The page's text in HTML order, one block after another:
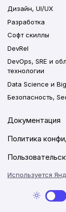
Дизайн, UI/UX
Разработка
Софт скиллы
DevRel
DevOps, SRE и
технологии
Data Science и
Безопасность,
Документация
Политика
Используется